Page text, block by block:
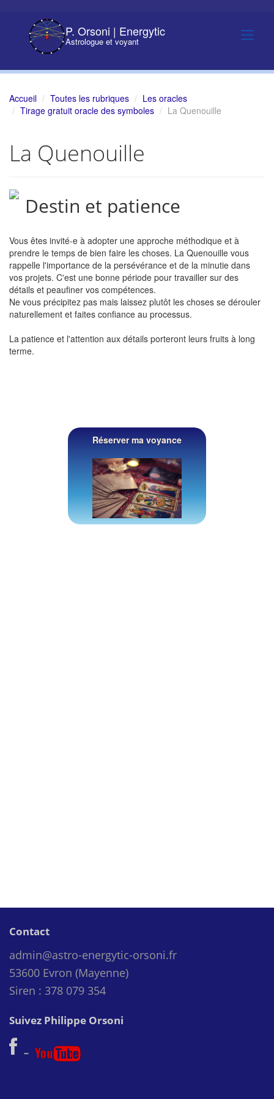
P. Orsoni | Energytic
Astrologue et voyant
Accueil Toutes les rubriques
Les oracles
Tirage gratuit oracle des symboles
La Quenouille
La Quenouille
Destin et patience
Vous êtes invité-e à adopter une approche méthodique et à
prendre le temps de bien faire les choses. La Quenouille vous
rappelle l'importance de la persévérance et de la minutie dans
vos projets. C'est une bonne période pour travailler sur des
détails et peaufiner vos compétences.
Ne vous précipitez pas mais laissez plutôt les choses se dérouler
naturellement et faites confiance au processus.
La patience et l'attention aux détails porteront leurs fruits à long
terme.
Réserver ma voyance
Contact
admin@astro-energytic-orsoni.fr
53600 Evron (Mayenne)
Siren : 378 079 354
Suivez Philippe Orsoni
-